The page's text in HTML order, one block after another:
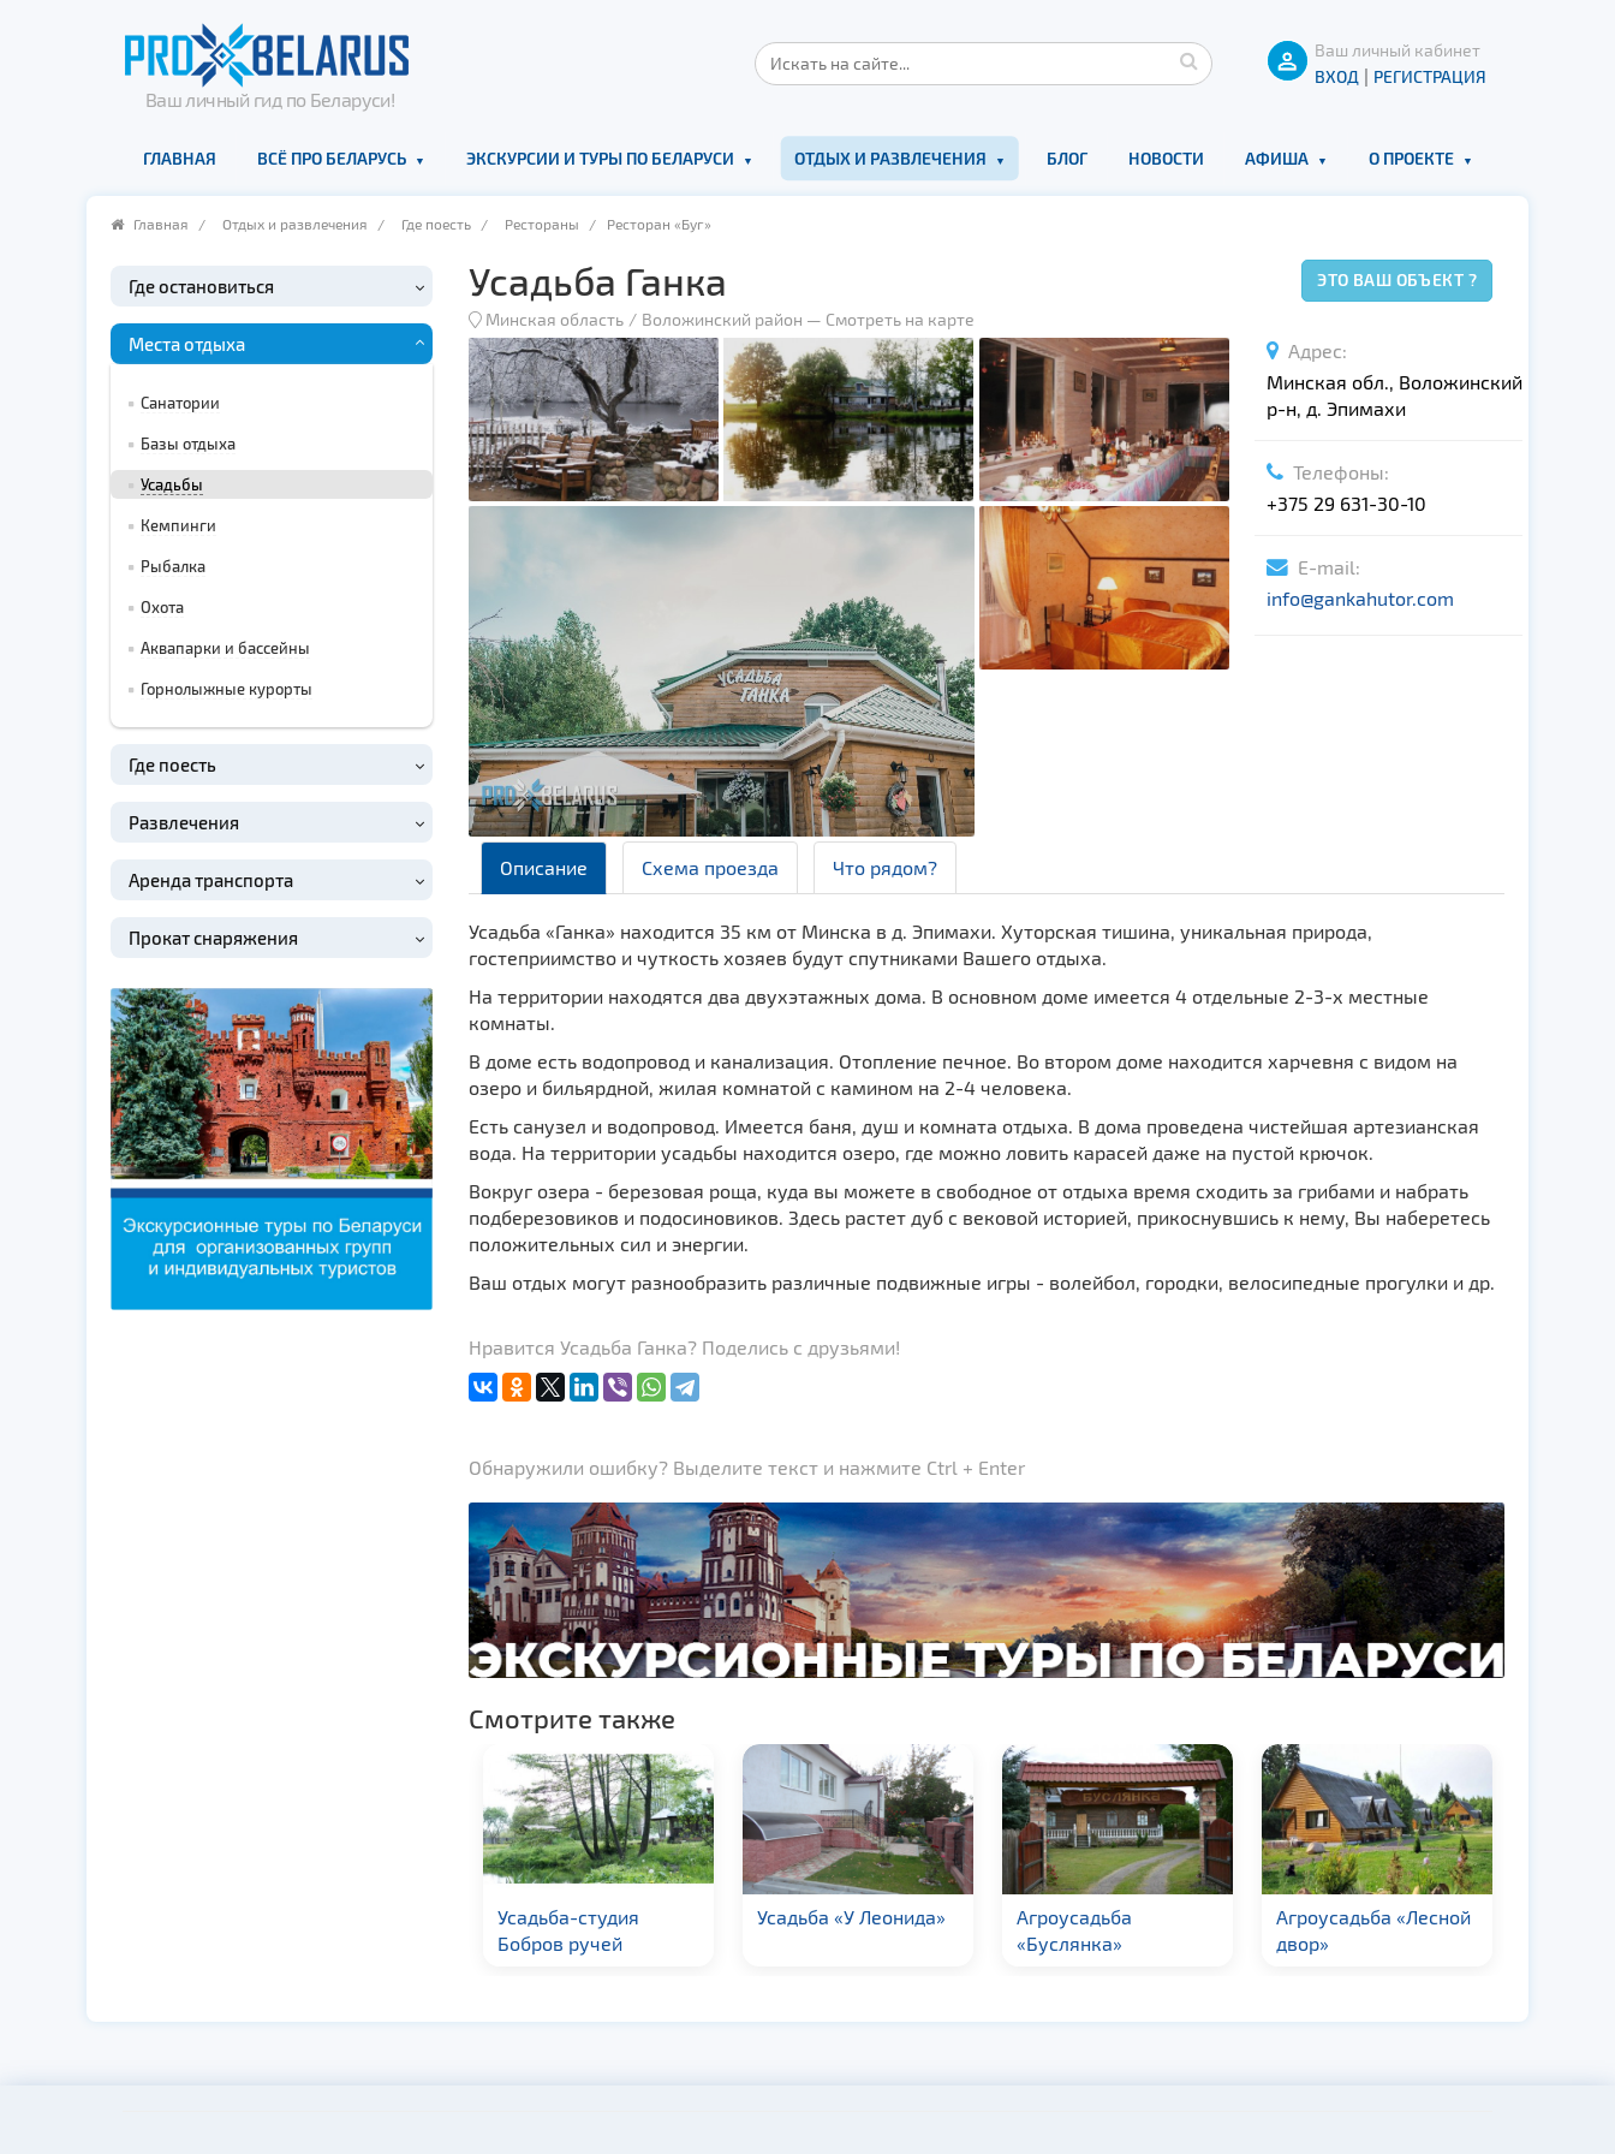
Ваш личный гид по Беларуси!
Ваш личный кабинет
ВХОД | РЕГИСТРАЦИЯ
ГЛАВНАЯ ВСЁ ПРО БЕЛАРУСЬ ЭКСКУРСИИ И ТУРЫ ПО БЕЛАРУСИ ОТДЫХ И РАЗВЛЕЧЕНИЯ БЛОГ НОВОСТИ АФИША О ПРОЕКТЕ
Главная / Отдых и развлечения / Где поесть / Рестораны / Ресторан «Буг»
Где остановиться
Места отдыха
Санатории
Базы отдыха
Усадьбы
Кемпинги
Рыбалка
Охота
Аквапарки и бассейны
Горнолыжные курорты
Где поесть
Развлечения
Аренда транспорта
Прокат снаряжения
ЭТО ВАШ ОБЪЕКТ ?
Усадьба Ганка
Минская область Воложинский район — Смотреть на карте
Адрес:
Минская обл., Воложинский
р-н, д. Эпимахи
Телефоны:
+375 29 631-30-10
E-mail:
info@gankahutor.com
Описание Схема проезда Что рядом?
Усадьба «Ганка» находится 35 км от Минска в д. Эпимахи. Хуторская тишина, уникальная природа,
гостеприимство и чуткость хозяев будут спутниками Вашего отдыха.
На территории находятся два двухэтажных дома. В основном доме имеется 4 отдельные 2-3-х местные
комнаты.
В доме есть водопровод и канализация. Отопление печное. Во втором доме находится харчевня с видом на
озеро и бильярдной, жилая комнатой с камином на 2-4 человека.
Есть санузел и водопровод. Имеется баня, душ и комната отдыха. В дома проведена чистейшая артезианская
вода. На территории усадьбы находится озеро, где можно ловить карасей даже на пустой крючок.
Вокруг озера - березовая роща, куда вы можете в свободное от отдыха время сходить за грибами и набрать
подберезовиков и подосиновиков. Здесь растет дуб с вековой историей, прикоснувшись к нему, Вы наберетесь
положительных сил и энергии.
Ваш отдых могут разнообразить различные подвижные игры - волейбол, городки, велосипедные прогулки и др.
Нравится Усадьба Ганка? Поделись с друзьями!
Обнаружили ошибку? Выделите текст и нажмите Ctrl + Enter
Смотрите также
Усадьба-студия
Бобров ручей
Усадьба «У Леонида»
Агроусадьба
«Буслянка»
Агроусадьба «Лесной
двор»